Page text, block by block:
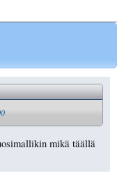
mikä täällä